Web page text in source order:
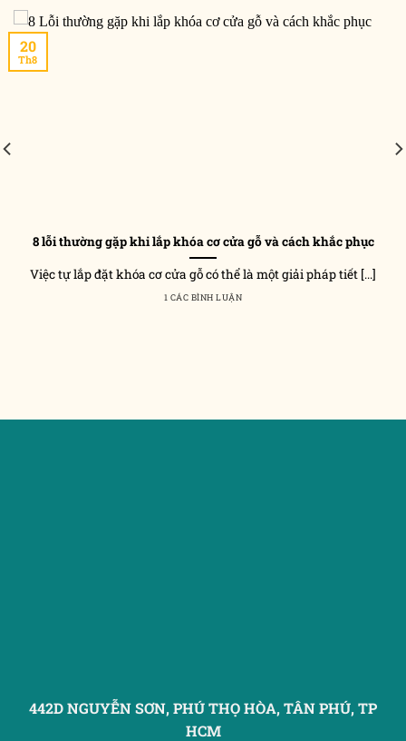
8 lỗi thường gặp khi lắp khóa cơ cửa gỗ và cách khắc phục
Việc tự lắp đặt khóa cơ cửa gỗ có thể là một giải pháp tiết [...]
1 CÁC BÌNH LUẬN
20
Th8
442D NGUYỄN SƠN, PHÚ THỌ HÒA,TÂN PHÚ, TP
HCM